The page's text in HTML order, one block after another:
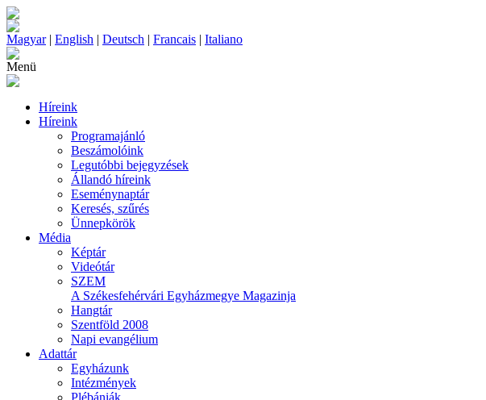
Magyar| English | Deutsch | Francais | Italiano
Menü
Híreink
Híreink
Programajánló
Beszámolóink
Legutóbbi bejegyzések
Állandó híreink
Eseménynaptár
Keresés, szűrés
Ünnepkörök
Média
Képtár
Videótár
SZEM
A Székesfehérvári Egyházmegye Magazinja
Hangtár
Szentföld 2008
Napi evangélium
Adattár
Egyházunk
Intézmények
Plébániák